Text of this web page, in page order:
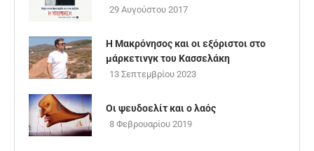
29 Αυγούστου 2017
Η Μακρόνησος και οι εξόριστοι στο
μάρκετινγκ του Κασσελάκη
13 Σεπτεμβρίου 2023
Οι ψευδοελίτ και ο λαός
8 Φεβρουαρίου 2019